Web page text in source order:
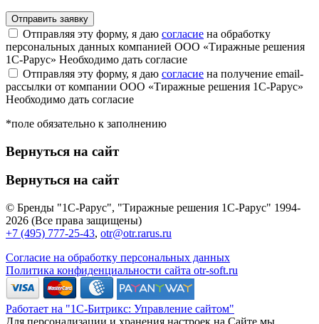
Отправляя эту форму, я даю согласие на обработку
персональных данных компанией ООО «Тиражные решения
1С-Рарус» Необходимо дать согласие
Отправляя эту форму, я даю согласие на получение email-
рассылки от компании ООО «Тиражные решения 1С-Рарус»
Необходимо дать согласие
*поле обязательно к заполнению
Вернуться на сайт
Вернуться на сайт
© Бренды "1С-Рарус", "Тиражные решения 1С-Рарус" 1994-
2026 (Все права защищены)
+7 (495) 777-25-43, otr@otr.rarus.ru
Согласие на обработку персональных данных
Политика конфиденциальности сайта otr-soft.ru
Работает на "1С-Битрикс: Управление сайтом"